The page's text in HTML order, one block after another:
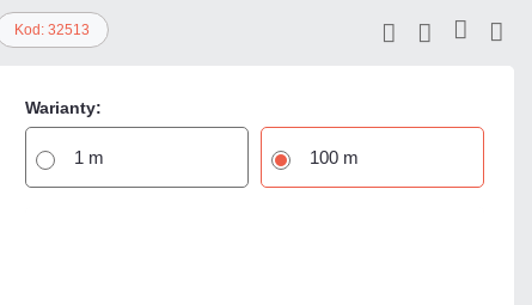
Kod: 32513
Warianty:
1 m 100 m